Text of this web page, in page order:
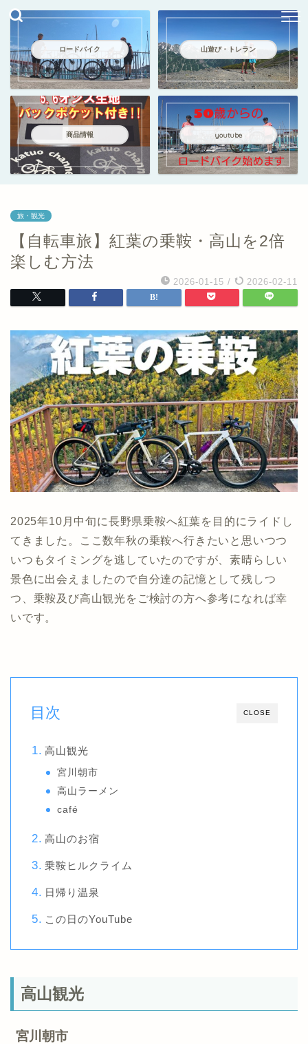
ロードバイク 山遊び・トレラン
商品情報 youtube
旅・観光
【自転車旅】紅葉の乗鞍・高山を2倍
楽しむ方法
2026-01-15 / 2026-02-11
2025年10月中旬に長野県乗鞍へ紅葉を目的にライドし
てきました。ここ数年秋の乗鞍へ行きたいと思いつつ
いつもタイミングを逃していたのですが、素晴らしい
景色に出会えましたので自分達の記憶として残しつ
つ、乗鞍及び高山観光をご検討の方へ参考になれば幸
いです。
CLOSE
目次
高山観光
宮川朝市
高山ラーメン
café
高山のお宿
乗鞍ヒルクライム
日帰り温泉
この日のYouTube
高山観光
宮川朝市